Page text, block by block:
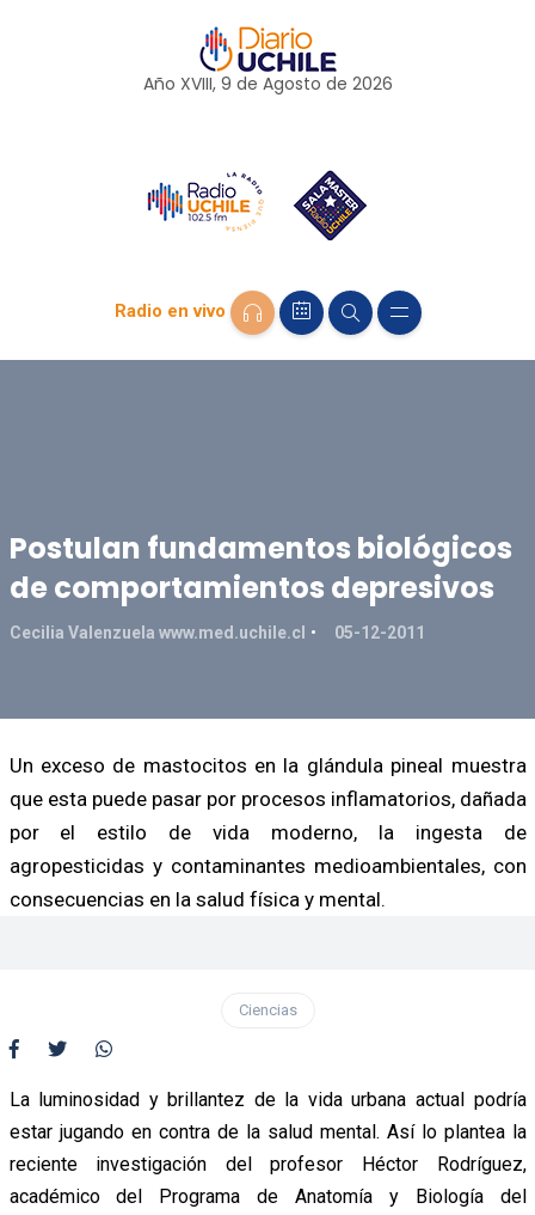
Año XVIII, 9 de Agosto de 2026
Radio en vivo
Postulan fundamentos biológicos
de comportamientos depresivos
Cecilia Valenzuela www.med.uchile.cl 05-12-2011
Un exceso de mastocitos en la glándula pineal muestra
que esta puede pasar por procesos inflamatorios, dañada
por el estilo de vida moderno, la ingesta de
agropesticidas y contaminantes medioambientales, con
consecuencias en la salud física y mental.
Ciencias
La luminosidad y brillantez de la vida urbana actual podría
estar jugando en contra de la salud mental. Así lo plantea la
reciente investigación del profesor Héctor Rodríguez,
académico del Programa de Anatomía y Biología del